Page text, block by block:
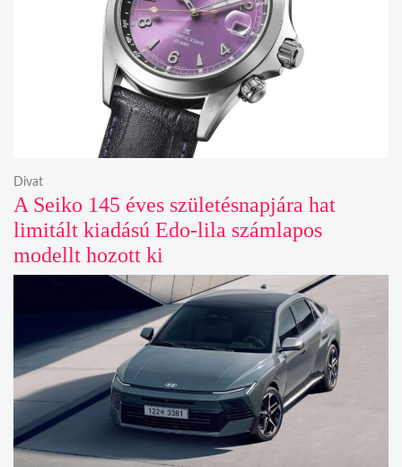
A Seiko 145 éves születésnapjára hat
limitált kiadású Edo-lila számlapos
modellt hozott ki
Divat